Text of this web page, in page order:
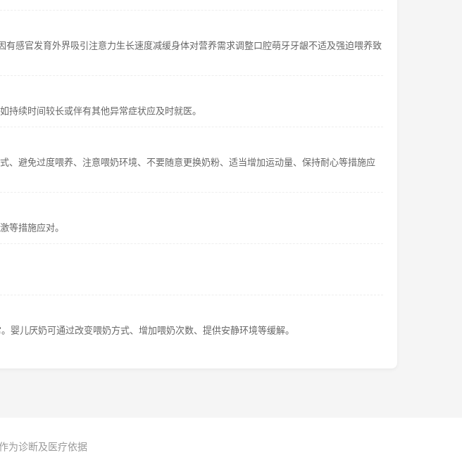
感官发育外界吸引注意力生长速度减缓身体对营养需求调整口腔萌牙牙龈不适及强迫喂养致
续时间较长或伴有其他异常症状应及时就医。
避免过度喂养、注意喂奶环境、不要随意更换奶粉、适当增加运动量、保持耐心等措施应
等措施应对。
儿厌奶可通过改变喂奶方式、增加喂奶次数、提供安静环境等缓解。
为诊断及医疗依据